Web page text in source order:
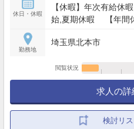
休日・休暇
【休暇】年次有給休
始,夏期休暇 【年間
勤務地
埼玉県北本市
閲覧状況
求人の詳
検討リス